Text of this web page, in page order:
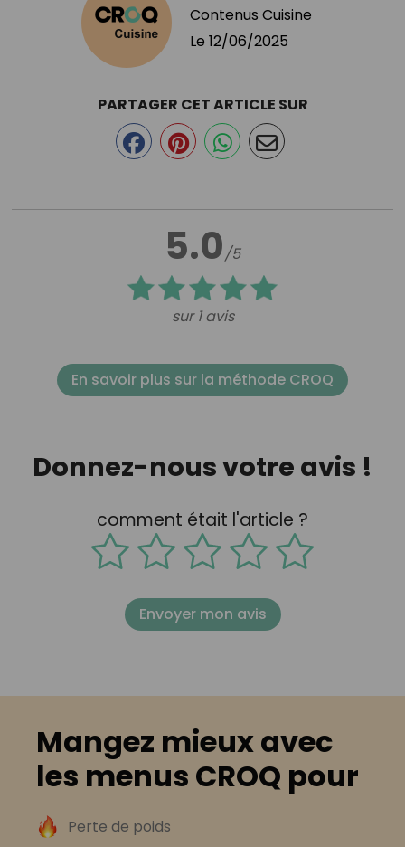
Contenus Cuisine
Le 12/06/2025
5.0/5
sur 1 avis
PARTAGER CET ARTICLE SUR
En savoir plus sur la méthode CROQ
Donnez-nous votre avis !
comment était l'article ?
Envoyer mon avis
Mangez mieux avec
les menus CROQ pour
Perte de poids